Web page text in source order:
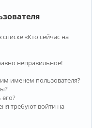
«Кто сейчас на
неправильное!
именем пользователя?
требуют войти на